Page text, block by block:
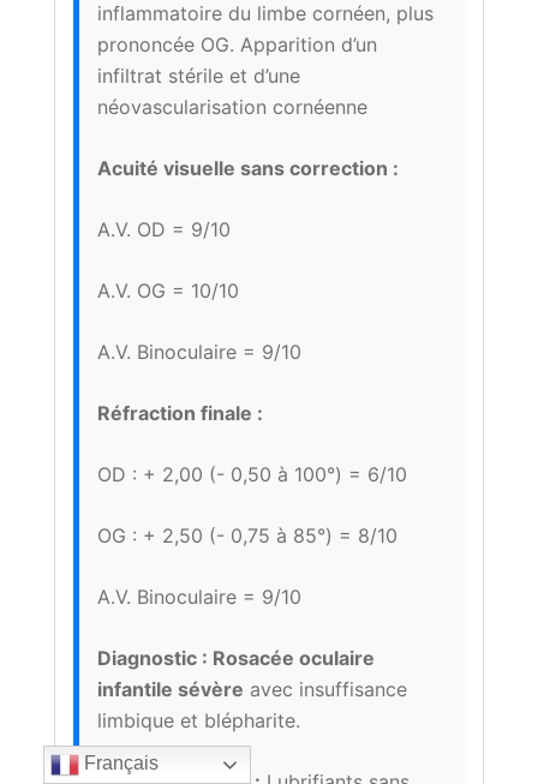
inflammatoire du limbe cornéen, plus
prononcée OG. Apparition d’un
infiltrat stérile et d’une
néovascularisation cornéenne
Acuité visuelle sans correction :
A.V. OD = 9/10
A.V. OG = 10/10
A.V. Binoculaire = 9/10
Réfraction finale :
OD : + 2,00 (- 0,50 à 100°) = 6/10
OG : + 2,50 (- 0,75 à 85°) = 8/10
A.V. Binoculaire = 9/10
Diagnostic : Rosacée oculaire
infantile sévère avec insuffisance
limbique et blépharite.
Français